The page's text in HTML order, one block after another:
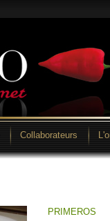
Collaborateurs
PRIMEROS